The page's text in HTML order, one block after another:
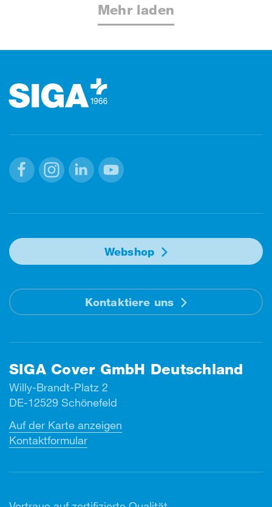
Mehr laden
Webshop
Kontaktiere uns
SIGA Cover GmbH Deutschland
Willy-Brandt-Platz 2
DE-12529 Schönefeld
Auf der Karte anzeigen
Kontaktformular